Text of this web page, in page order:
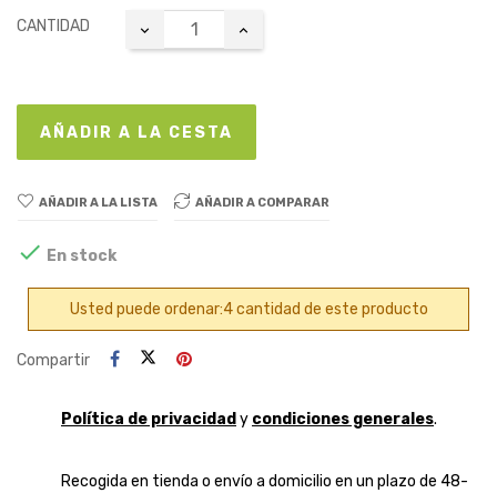
CANTIDAD
AÑADIR A LA CESTA
AÑADIR A LA LISTA AÑADIR A COMPARAR
 En stock
Usted puede ordenar:4 cantidad de este producto
Compartir
Política de privacidad y condiciones generales.
Recogida en tienda o envío a domicilio en un plazo de 48-